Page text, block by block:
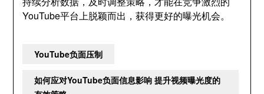
YouTube平台上脱颖而出，获得更好的曝光机会。
YouTube负面压制
如何应对YouTube负面信息影响 提升视频曝光度的